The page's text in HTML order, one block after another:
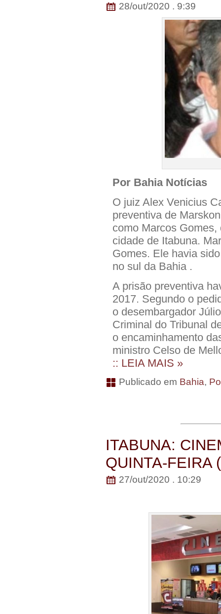
28/out/2020 . 9:39
Por Bahia Notícias
O juiz Alex Venicius
preventiva de
como Marcos
cidade de Itabuna.
Gomes. Ele havia
no sul da Bahia .
A prisão preventiva
2017. Segundo o
o desembargador
Criminal do Tribunal
o encaminhamento
ministro Celso de
:: LEIA MAIS »
Publicado em Bahia,
ITABUNA:
QUINTA-FEIRA
27/out/2020 . 10:29